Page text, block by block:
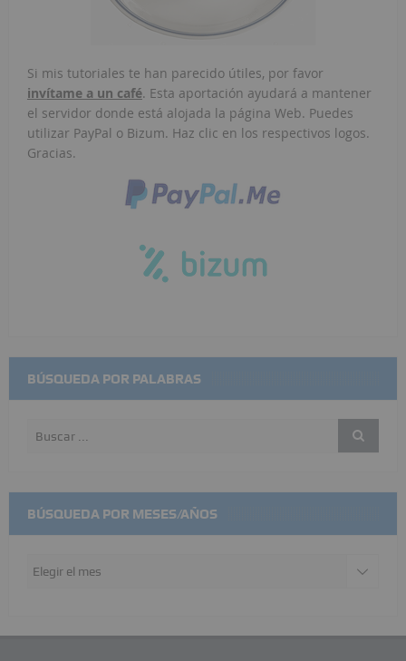
Si mis tutoriales te han parecido útiles, por favor
invítame a un café. Esta aportación ayudará a mantener
el servidor donde está alojada la página Web. Puedes
utilizar PayPal o Bizum. Haz clic en los respectivos logos.
Gracias.
BÚSQUEDA POR PALABRAS
BÚSQUEDA POR MESES/AÑOS
Búsqueda